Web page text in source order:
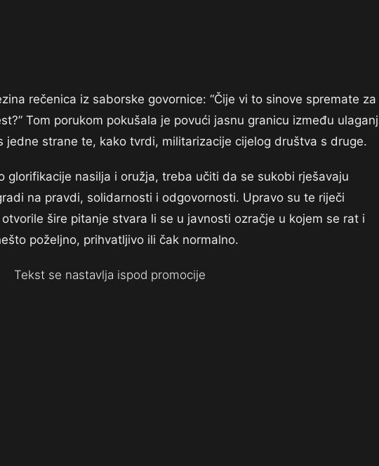
rečenica iz saborske govornice: “Čije vi to sinove spremate za
Tom porukom pokušala je povući jasnu granicu između
jedne strane te, kako tvrdi, militarizacije cijelog društva s druge.
glorifikacije nasilja i oružja, treba učiti da se sukobi rješavaju
na pravdi, solidarnosti i odgovornosti. Upravo su te riječi
šire pitanje stvara li se u javnosti ozračje u kojem se rat i
poželjno, prihvatljivo ili čak normalno.
Tekst se nastavlja ispod promocije